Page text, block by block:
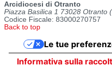
Arcidiocesi di Otranto
Piazza Basilica 1 73028 Otranto
Codice Fiscale: 83000270757
Back to top
Informativa sulla
Le tue